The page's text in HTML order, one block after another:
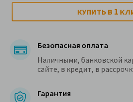
КУПИТЬ В 1
Безопасная оплата
Наличными, банковской
сайте, в кредит, в
Гарантия